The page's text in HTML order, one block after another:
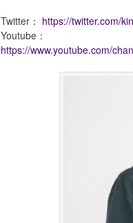
Twitter： https://twitter.com/
Youtube：
https://www.youtube.com/